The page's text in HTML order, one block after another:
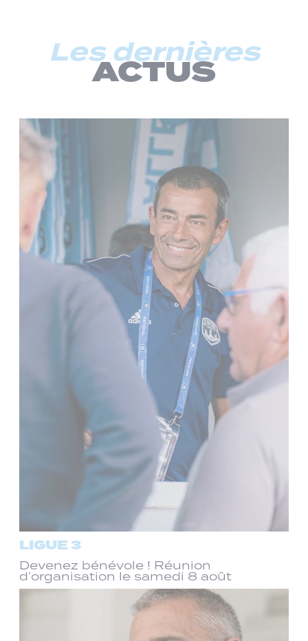
Les dernières
ACTUS
LIGUE 3
Devenez bénévole ! Réunion
d’organisation le samedi 8 août